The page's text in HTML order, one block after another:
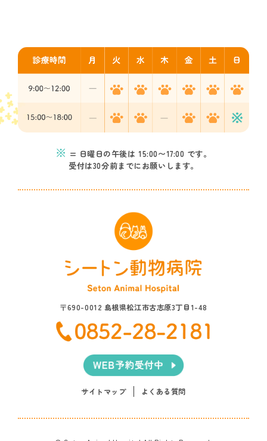
※ = 日曜日の午後は 15:00〜17:00 です。
受付は30分前までにお願いします。
〒690-0012 島根県松江市古志原3丁目1-48
サイトマップ よくある質問